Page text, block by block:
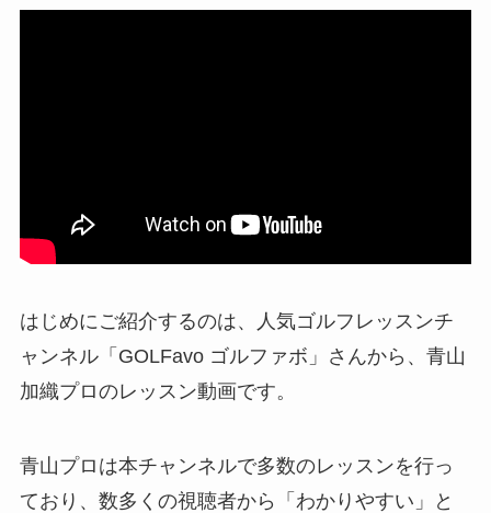
はじめにご紹介するのは、人気ゴルフレッスンチ
ャンネル「GOLFavo ゴルファボ」さんから、青山
加織プロのレッスン動画です。
青山プロは本チャンネルで多数のレッスンを行っ
ており、数多くの視聴者から「わかりやすい」と